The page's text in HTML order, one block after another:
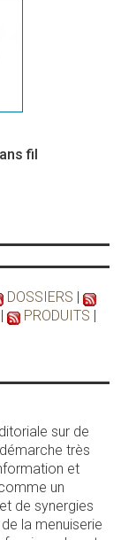
fil
DOSSIERS |
| PRODUITS |
sur de
très
et
un
de synergies
la menuiserie